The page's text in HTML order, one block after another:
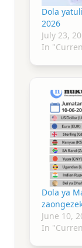
Dola
2026
July 23,
In
Dola ya
June 10,
In